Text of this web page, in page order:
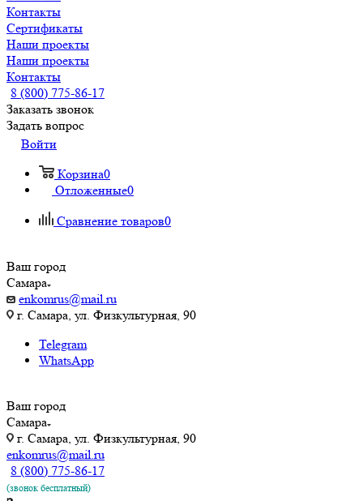
Контакты
Сертификаты
Наши проекты
Наши проекты
Контакты
8 (800) 775-86-17
Заказать звонок
Задать вопрос
Войти
Корзина0
Отложенные0
Сравнение товаров0
Ваш город
Самара
enkomrus@mail.ru
г. Самара, ул. ​Физкультурная, 90
Telegram
WhatsApp
Ваш город
Самара
г. Самара, ул. ​Физкультурная, 90
enkomrus@mail.ru
8 (800) 775-86-17
(звонок бесплатный)